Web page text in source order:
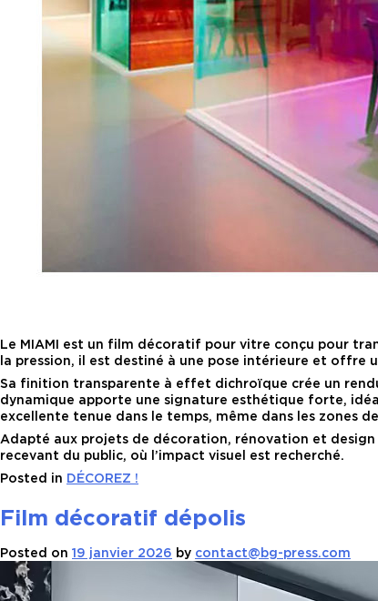
Le MIAMI est un film décoratif pour vitre conçu pour
la pression, il est destiné à une pose intérieure et offre
Sa finition transparente à effet dichroïque crée un
dynamique apporte une signature esthétique forte,
excellente tenue dans le temps, même dans les zones
Adapté aux projets de décoration, rénovation et
recevant du public, où l’impact visuel est recherché.
Posted in DÉCOREZ !
Film décoratif dépolis
Posted on 19 janvier 2026 by contact@bg-press.com